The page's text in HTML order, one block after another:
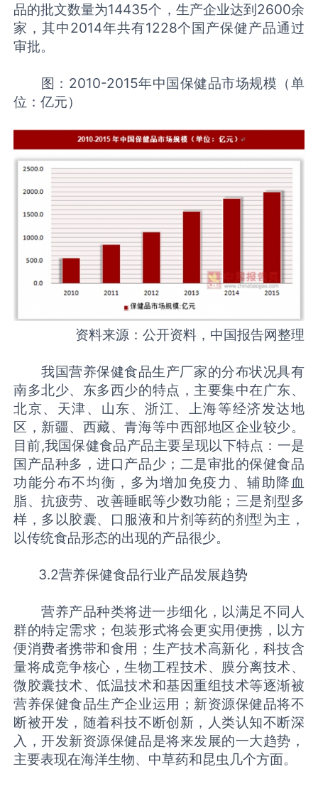
品的批文数量为14435个，生产企业达到2600余
家，其中2014年共有1228个国产保健产品通过
审批。
图：2010-2015年中国保健品市场规模（单
位：亿元）
资料来源：公开资料，中国报告网整理
我国营养保健食品生产厂家的分布状况具有
南多北少、东多西少的特点，主要集中在广东、
北京、天津、山东、浙江、上海等经济发达地
区，新疆、西藏、青海等中西部地区企业较少。
目前,我国保健食品产品主要呈现以下特点：一是
国产品种多，进口产品少；二是审批的保健食品
功能分布不均衡，多为增加免疫力、辅助降血
脂、抗疲劳、改善睡眠等少数功能；三是剂型多
样，多以胶囊、口服液和片剂等药的剂型为主，
以传统食品形态的出现的产品很少。
3.2营养保健食品行业产品发展趋势
营养产品种类将进一步细化，以满足不同人
群的特定需求；包装形式将会更实用便携，以方
便消费者携带和食用；生产技术高新化，科技含
量将成竞争核心，生物工程技术、膜分离技术、
微胶囊技术、低温技术和基因重组技术等逐渐被
营养保健食品生产企业运用；新资源保健品将不
断被开发，随着科技不断创新，人类认知不断深
入，开发新资源保健品是将来发展的一大趋势，
主要表现在海洋生物、中草药和昆虫几个方面。